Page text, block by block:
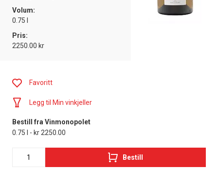
Volum:
0.75 l
Pris:
2250.00 kr
Favoritt
Legg til Min vinkjeller
Bestill fra Vinmonopolet
0.75 l - kr 2250.00
Bestill